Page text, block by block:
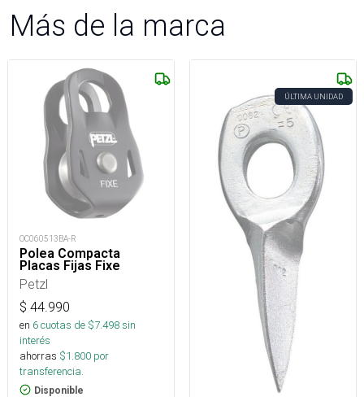
Más de la marca
OC060513BA-R
Polea Compacta
Placas Fijas Fixe
Petzl
$ 44.990
en 6cuotas de $7.498sin
interés
ahorras $1.800 por
transferencia.
Disponible
ÚLTIMA UNIDAD